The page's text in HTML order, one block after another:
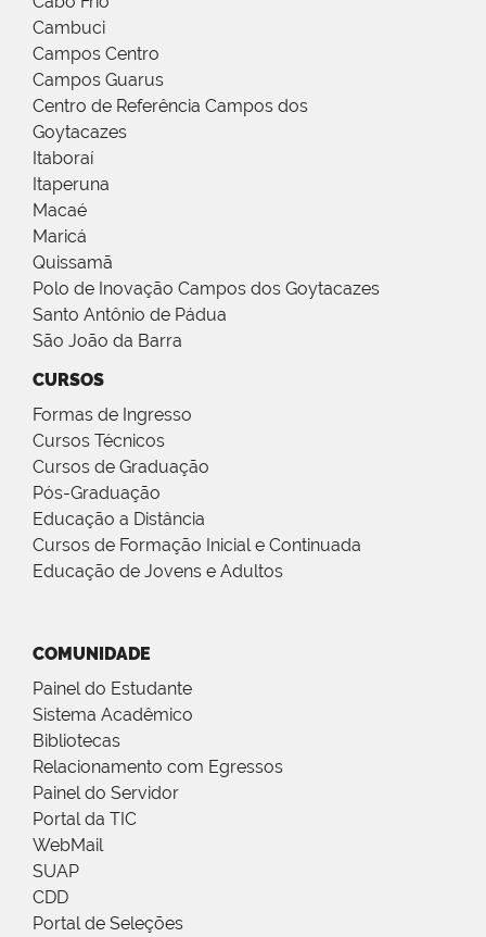
Cambuci
Campos Centro
Campos Guarus
Centro de Referência Campos dos
Goytacazes
Itaboraí
Itaperuna
Macaé
Maricá
Quissamã
Polo de Inovação Campos dos Goytacazes
Santo Antônio de Pádua
São João da Barra
CURSOS
Formas de Ingresso
Cursos Técnicos
Cursos de Graduação
Pós-Graduação
Educação a Distância
Cursos de Formação Inicial e Continuada
Educação de Jovens e Adultos
COMUNIDADE
Painel do Estudante
Sistema Acadêmico
Bibliotecas
Relacionamento com Egressos
Painel do Servidor
Portal da TIC
WebMail
SUAP
CDD
Portal de Seleções